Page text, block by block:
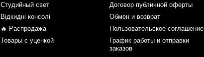
Студийный свет
Відкидні консолі
🔥 Распродажа
Товары с уценкой
Договор публичной оферты
Обмен и возврат
Пользовательское соглашение
График работы и отправки
заказов